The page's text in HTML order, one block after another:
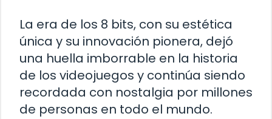
La era de los 8 bits, con su estética
única y su innovación pionera, dejó
una huella imborrable en la historia
de los videojuegos y continúa siendo
recordada con nostalgia por millones
de personas en todo el mundo.